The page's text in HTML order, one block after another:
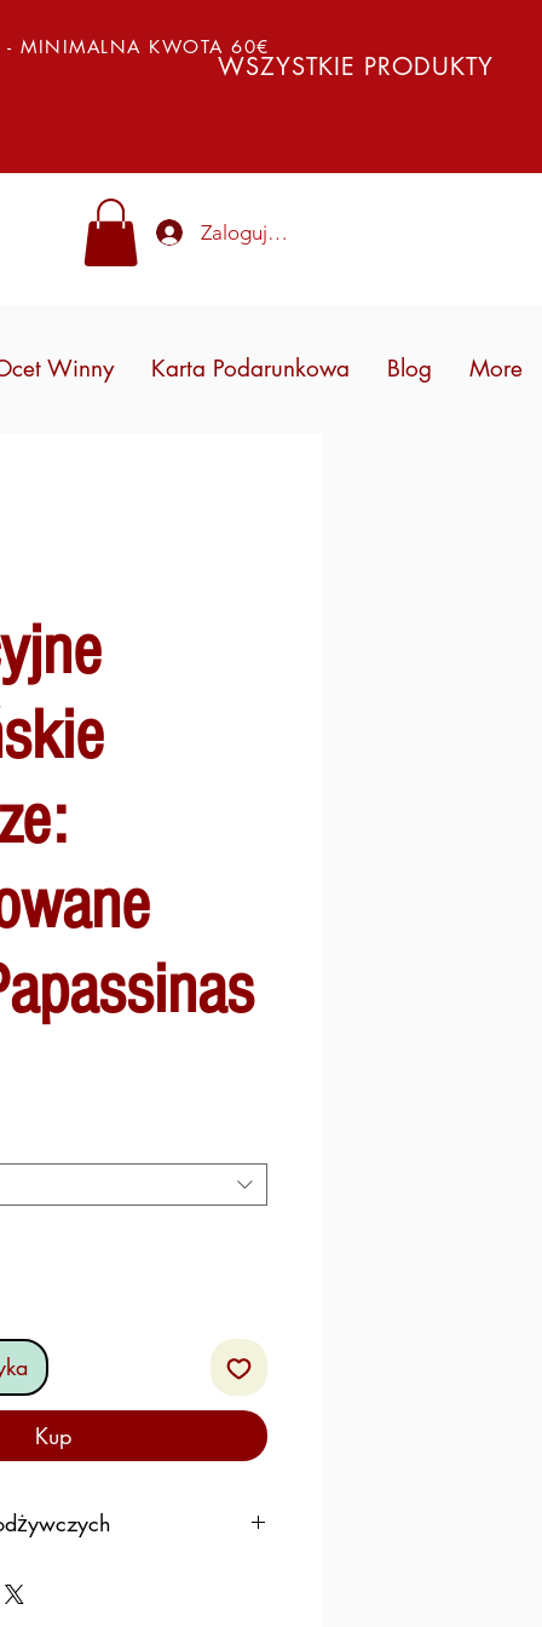
- MINIMALNA KWOTA 60€
WSZYSTKIE PRODUKTY
Zaloguj się
Winny Karta Podarunkowa Blog More
Kup